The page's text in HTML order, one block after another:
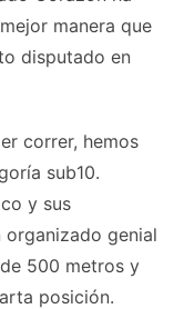
manera que
disputado en
correr, hemos
sub10.
y sus
organizado genial
500 metros y
posición.